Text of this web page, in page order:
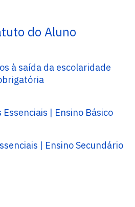
do Aluno
à saída da escolaridade
| Ensino Básico
| Ensino Secundário